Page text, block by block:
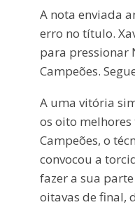
A nota enviada
erro no título.
para pressionar
Campeões.
A uma vitória
os oito
Campeões, o
convocou a
fazer a sua
oitavas de final,